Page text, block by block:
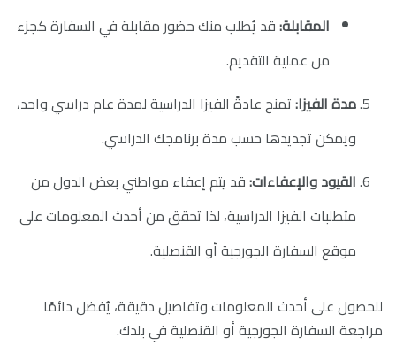
المقابلة:قد يُطلب منك حضور مقابلة في السفارة كجزء
من عملية التقديم.
مدة الفيزا:تمنح عادةً الفيزا الدراسية لمدة عام دراسي واحد،
ويمكن تجديدها حسب مدة برنامجك الدراسي.
القيود والإعفاءات:قد يتم إعفاء مواطني بعض الدول من
متطلبات الفيزا الدراسية، لذا تحقق من أحدث المعلومات على
موقع السفارة الجورجية أو القنصلية.
للحصول على أحدث المعلومات وتفاصيل دقيقة، يُفضل دائمًا
مراجعة السفارة الجورجية أو القنصلية في بلدك.